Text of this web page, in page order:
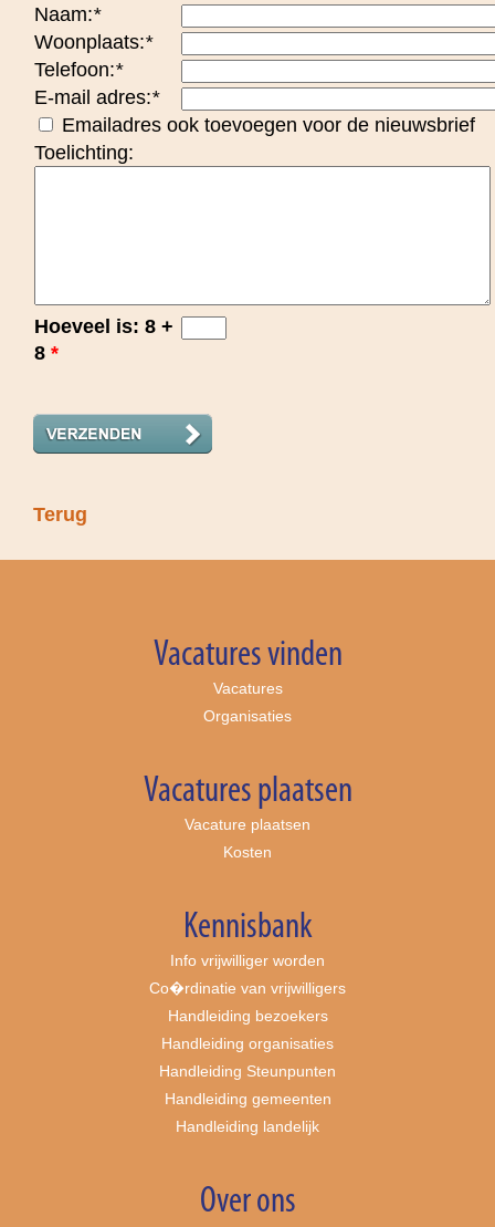
Naam:*
Woonplaats:*
Telefoon:*
E-mail adres:*
Emailadres ook toevoegen voor de nieuwsbrief
Toelichting:
Hoeveel is: 8 +
8 *
Terug
Vacatures vinden
Vacatures
Organisaties
Vacatures plaatsen
Vacature plaatsen
Kosten
Kennisbank
Info vrijwilliger worden
Co�rdinatie van vrijwilligers
Handleiding bezoekers
Handleiding organisaties
Handleiding Steunpunten
Handleiding gemeenten
Handleiding landelijk
Over ons